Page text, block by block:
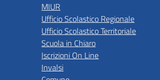
MIUR
Ufficio Scolastico Regionale
Ufficio Scolastico Territoriale
Scuola in Chiaro
Iscrizioni On Line
Invalsi